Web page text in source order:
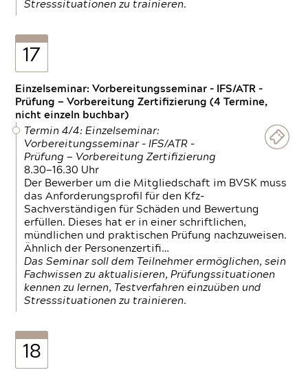
Stresssituationen zu trainieren.
17
Einzelseminar: Vorbereitungsseminar - IFS/ATR -
Prüfung — Vorbereitung Zertifizierung (4 Termine,
nicht einzeln buchbar)
Termin 4/4: Einzelseminar:
Vorbereitungsseminar - IFS/ATR -
Prüfung — Vorbereitung Zertifizierung
8.30—16.30 Uhr
Der Bewerber um die Mitgliedschaft im BVSK muss
das Anforderungsprofil für den Kfz-
Sachverständigen für Schäden und Bewertung
erfüllen. Dieses hat er in einer schriftlichen,
mündlichen und praktischen Prüfung nachzuweisen.
Ähnlich der Personenzertifi…
Das Seminar soll dem Teilnehmer ermöglichen, sein
Fachwissen zu aktualisieren, Prüfungssituationen
kennen zu lernen, Testverfahren einzuüben und
Stresssituationen zu trainieren.
18